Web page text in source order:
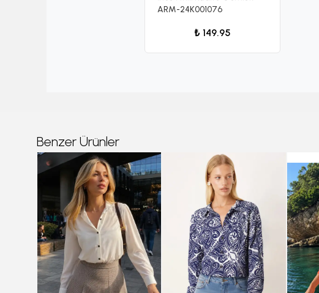
ARM-24K001076
₺ 149.95
Benzer Ürünler